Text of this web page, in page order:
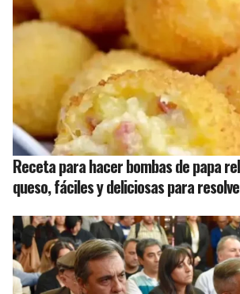
Receta para hacer bombas de papa
queso, fáciles y deliciosas para